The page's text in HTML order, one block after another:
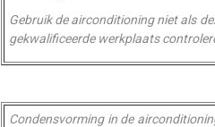
Gebruik de airconditioning niet als
gekwalificeerde werkplaats
Condensvorming in de